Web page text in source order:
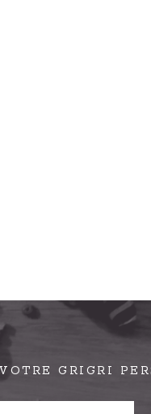
GRIGRI